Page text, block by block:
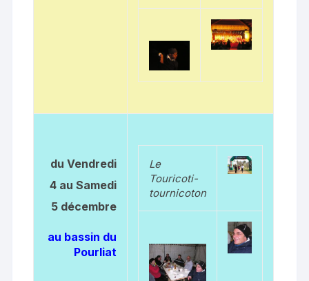
du Vendredi
4 au Samedi
5 décembre
au bassin du
Pourliat
Le
Touricoti-
tournicoton